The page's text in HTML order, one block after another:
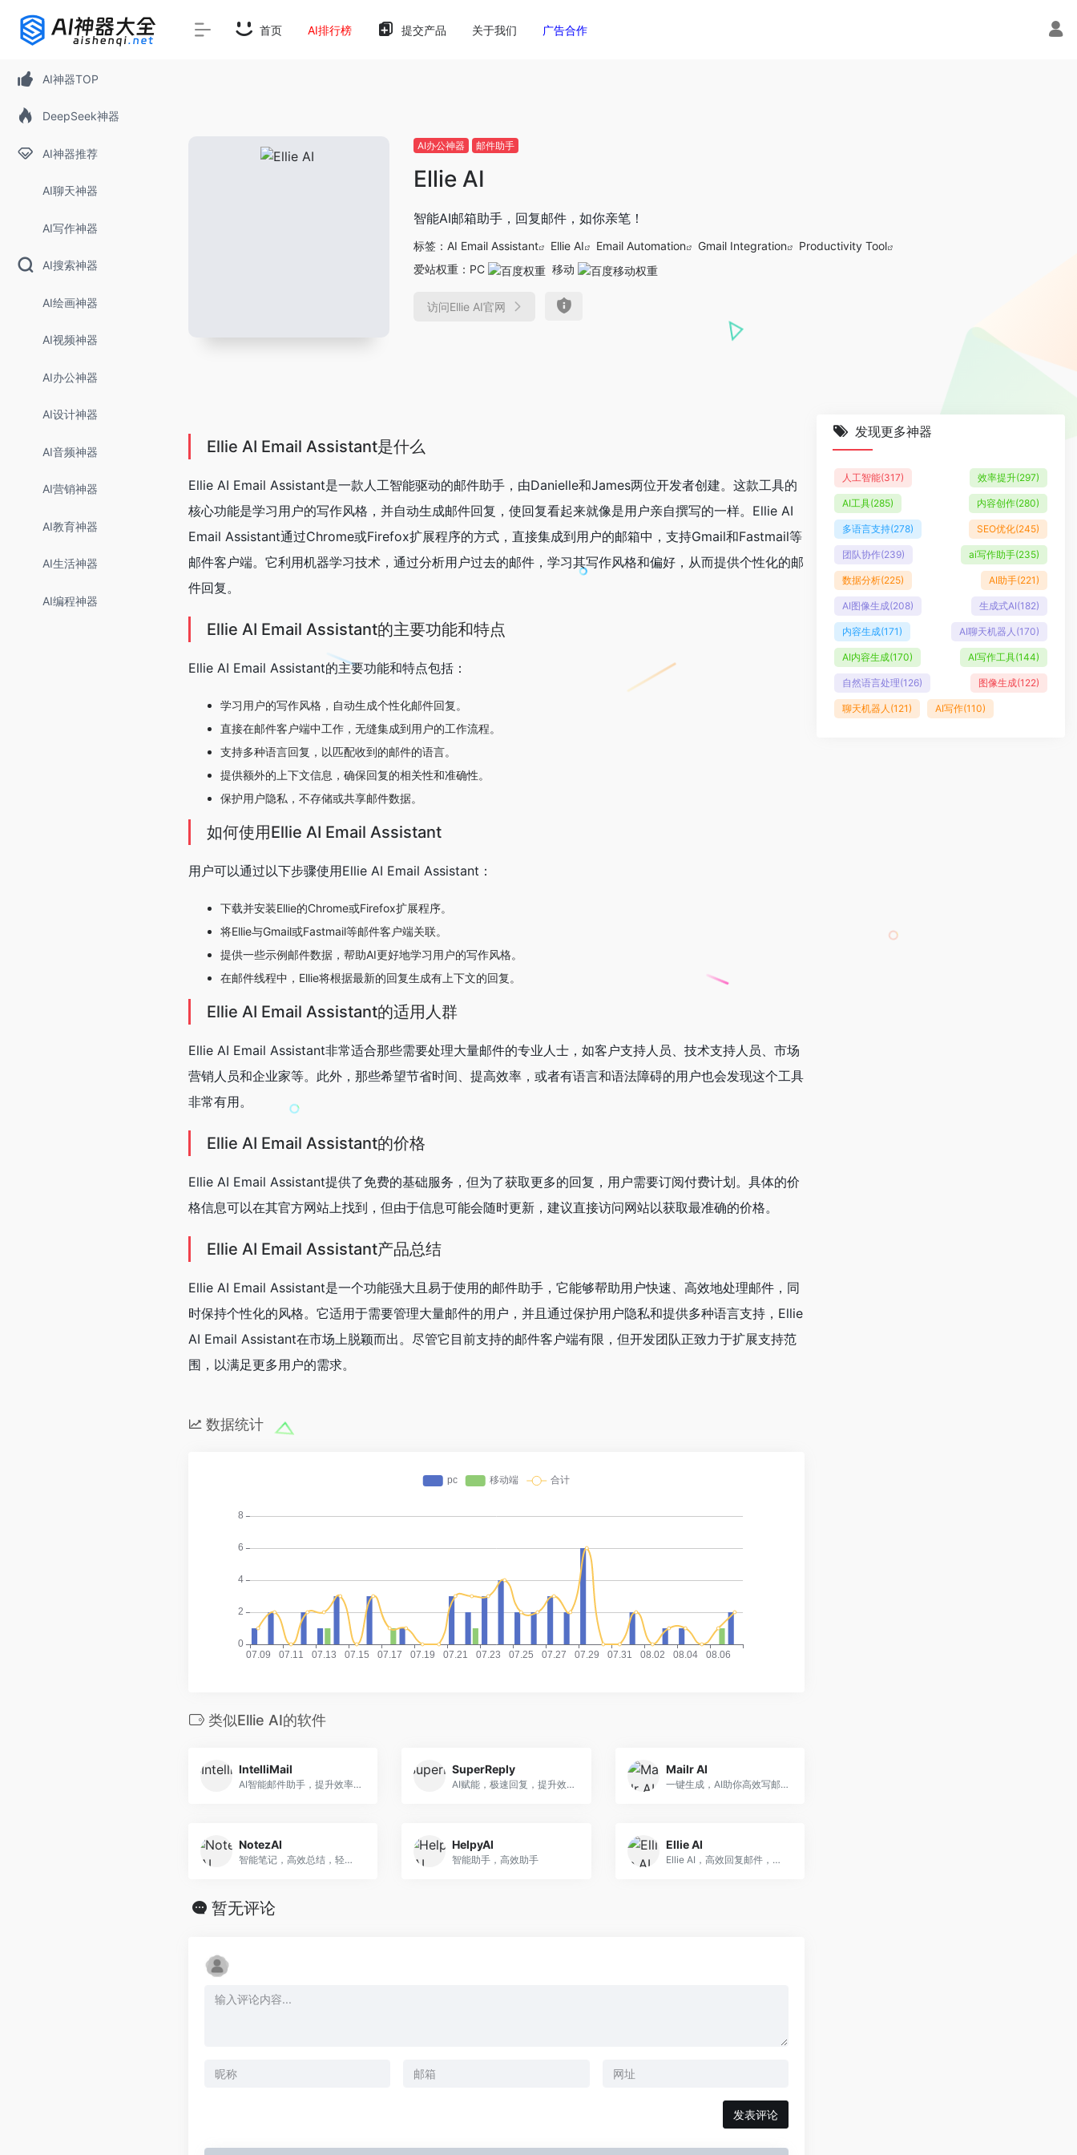
AI神器TOP
DeepSeek神器
AI神器推荐
AI聊天神器
AI写作神器
AI搜索神器
AI绘画神器
AI视频神器
AI办公神器
AI设计神器
AI音频神器
AI营销神器
AI教育神器
AI生活神器
AI编程神器
首页 AI排行榜 提交产品 关于我们 广告合作
AI办公神器 邮件助手
Ellie AI
智能AI邮箱助手，回复邮件，如你亲笔！
标签： AI Email Assistant Ellie AI Email Automation Gmail Integration
Productivity Tool
爱站权重： PC 移动
访问Ellie AI官网
Ellie AI Email Assistant是什么
Ellie AI Email Assistant是一款人工智能驱动的邮件助手，由Danielle和James两位开发者创建。这款工具的
核心功能是学习用户的写作风格，并自动生成邮件回复，使回复看起来就像是用户亲自撰写的一样。Ellie AI
Email Assistant通过Chrome或Firefox扩展程序的方式，直接集成到用户的邮箱中，支持Gmail和Fastmail等
邮件客户端。它利用机器学习技术，通过分析用户过去的邮件，学习其写作风格和偏好，从而提供个性化的邮
件回复。
Ellie AI Email Assistant的主要功能和特点
Ellie AI Email Assistant的主要功能和特点包括：
学习用户的写作风格，自动生成个性化邮件回复。
直接在邮件客户端中工作，无缝集成到用户的工作流程。
支持多种语言回复，以匹配收到的邮件的语言。
提供额外的上下文信息，确保回复的相关性和准确性。
保护用户隐私，不存储或共享邮件数据。
如何使用Ellie AI Email Assistant
用户可以通过以下步骤使用Ellie AI Email Assistant：
下载并安装Ellie的Chrome或Firefox扩展程序。
将Ellie与Gmail或Fastmail等邮件客户端关联。
提供一些示例邮件数据，帮助AI更好地学习用户的写作风格。
在邮件线程中，Ellie将根据最新的回复生成有上下文的回复。
Ellie AI Email Assistant的适用人群
Ellie AI Email Assistant非常适合那些需要处理大量邮件的专业人士，如客户支持人员、技术支持人员、市场
营销人员和企业家等。此外，那些希望节省时间、提高效率，或者有语言和语法障碍的用户也会发现这个工具
非常有用。
Ellie AI Email Assistant的价格
Ellie AI Email Assistant提供了免费的基础服务，但为了获取更多的回复，用户需要订阅付费计划。具体的价
格信息可以在其官方网站上找到，但由于信息可能会随时更新，建议直接访问网站以获取最准确的价格。
Ellie AI Email Assistant产品总结
Ellie AI Email Assistant是一个功能强大且易于使用的邮件助手，它能够帮助用户快速、高效地处理邮件，同
时保持个性化的风格。它适用于需要管理大量邮件的用户，并且通过保护用户隐私和提供多种语言支持，Ellie
AI Email Assistant在市场上脱颖而出。尽管它目前支持的邮件客户端有限，但开发团队正致力于扩展支持范
围，以满足更多用户的需求。
数据统计
类似Ellie AI的软件
IntelliMail
AI智能邮件助手，提升效率，轻松沟通。
SuperReply
AI赋能，极速回复，提升效率！
Mailr AI
一键生成，AI助你高效写邮件
NotezAI
智能笔记，高效总结，轻松转写。
HelpyAI
智能助手，高效助手
Ellie AI
Ellie AI，高效回复邮件，风格如你。
暂无评论
发表评论
发现更多神器
人工智能(317) 效率提升(297)
AI工具(285) 内容创作(280)
多语言支持(278) SEO优化(245)
团队协作(239) ai写作助手(235)
数据分析(225) AI助手(221)
AI图像生成(208) 生成式AI(182)
内容生成(171) AI聊天机器人 (170)
AI内容生成(170) AI写作工具(144)
自然语言处理(126) 图像生成(122)
聊天机器人 (121) AI写作(110)